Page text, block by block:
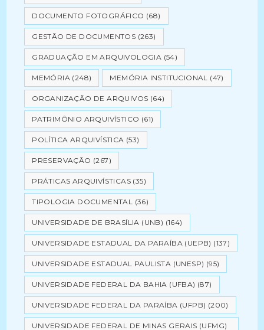
DOCUMENTO FOTOGRÁFICO (68)
GESTÃO DE DOCUMENTOS (263)
GRADUAÇÃO EM ARQUIVOLOGIA (54)
MEMÓRIA (248) MEMÓRIA INSTITUCIONAL (47)
ORGANIZAÇÃO DE ARQUIVOS (64)
PATRIMÔNIO ARQUIVÍSTICO (61)
POLÍTICA ARQUIVÍSTICA (53)
PRESERVAÇÃO (267)
PRÁTICAS ARQUIVÍSTICAS (35)
TIPOLOGIA DOCUMENTAL (36)
UNIVERSIDADE DE BRASÍLIA (UNB) (164)
UNIVERSIDADE ESTADUAL DA PARAÍBA (UEPB) (137)
UNIVERSIDADE ESTADUAL PAULISTA (UNESP) (95)
UNIVERSIDADE FEDERAL DA BAHIA (UFBA) (87)
UNIVERSIDADE FEDERAL DA PARAÍBA (UFPB) (200)
UNIVERSIDADE FEDERAL DE MINAS GERAIS (UFMG)